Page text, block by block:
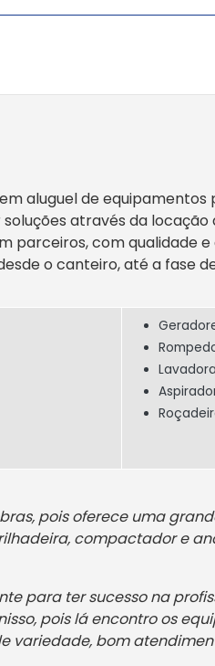
aluguel de
através da
com qualidade
o canteiro, até a fase
pois oferece uma
compactador e
para ter sucesso na
pois lá encontro os
bom